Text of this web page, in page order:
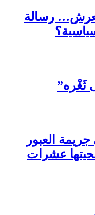
رسالة
ثَغْره”
العبور
عشرات